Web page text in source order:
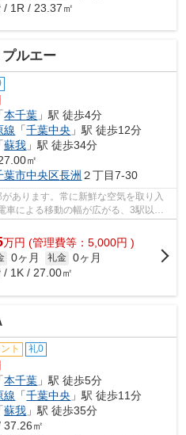
/ 1R / 23.37㎡
ルエー
「本千葉 」駅 徒歩4分
線 「千葉中央 」駅 徒歩12分
「蘇我 」駅 徒歩34分
㎡
葉市中央区長洲 ２丁目7-30
あります。常に新鮮な空気を取り入
車による移動の幅が広がる、3駅以上
...
万円 (管理費等：5,000円 )
0ヶ月 礼金 0ヶ月
/ 1K / 27.00㎡
ト 礼0
「本千葉 」駅 徒歩5分
線 「千葉中央 」駅 徒歩11分
「蘇我 」駅 徒歩35分
37.26㎡